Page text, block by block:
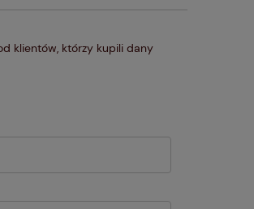
klientów, którzy kupili dany